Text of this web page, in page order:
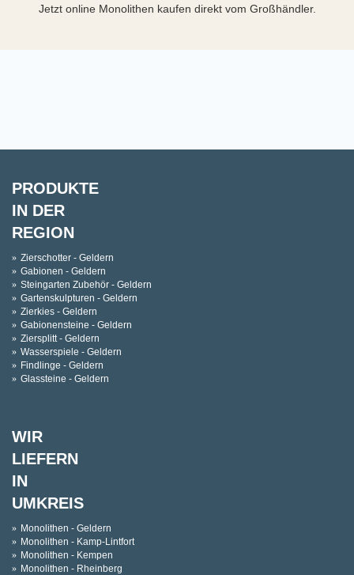
Jetzt online Monolithen kaufen direkt vom Großhändler.
PRODUKTE
IN DER
REGION
Zierschotter - Geldern
Gabionen - Geldern
Steingarten Zubehör - Geldern
Gartenskulpturen - Geldern
Zierkies - Geldern
Gabionensteine - Geldern
Ziersplitt - Geldern
Wasserspiele - Geldern
Findlinge - Geldern
Glassteine - Geldern
WIR
LIEFERN
IN
UMKREIS
Monolithen - Geldern
Monolithen - Kamp-Lintfort
Monolithen - Kempen
Monolithen - Rheinberg